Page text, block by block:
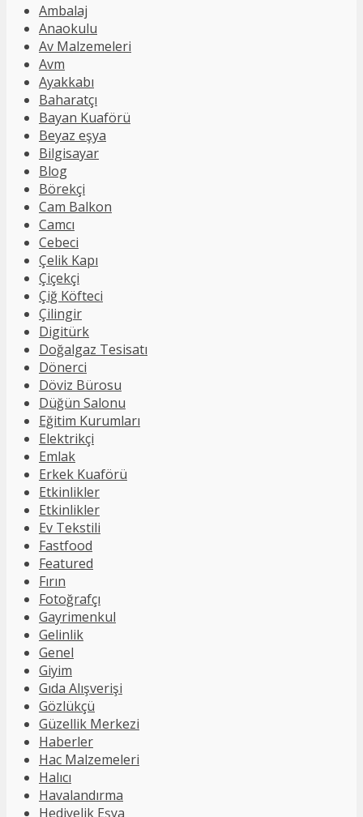
Ambalaj
Anaokulu
Av Malzemeleri
Avm
Ayakkabı
Baharatçı
Bayan Kuaförü
Beyaz eşya
Bilgisayar
Blog
Börekçi
Cam Balkon
Camcı
Cebeci
Çelik Kapı
Çiçekçi
Çiğ Köfteci
Çilingir
Digitürk
Doğalgaz Tesisatı
Dönerci
Döviz Bürosu
Düğün Salonu
Eğitim Kurumları
Elektrikçi
Emlak
Erkek Kuaförü
Etkinlikler
Etkinlikler
Ev Tekstili
Fastfood
Featured
Fırın
Fotoğrafçı
Gayrimenkul
Gelinlik
Genel
Giyim
Gıda Alışverişi
Gözlükçü
Güzellik Merkezi
Haberler
Hac Malzemeleri
Halıcı
Havalandırma
Hediyelik Eşya